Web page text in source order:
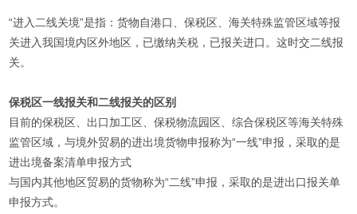
“进入二线关境”是指：货物自港口、保税区、海关特殊监管区域等报
关进入我国境内区外地区，已缴纳关税，已报关进口。这时交二线报
关。
保税区一线报关和二线报关的区别
目前的保税区、出口加工区、保税物流园区、综合保税区等海关特殊
监管区域，与境外贸易的进出境货物申报称为“一线”申报，采取的是
进出境备案清单申报方式
与国内其他地区贸易的货物称为“二线”申报，采取的是进出口报关单
申报方式。